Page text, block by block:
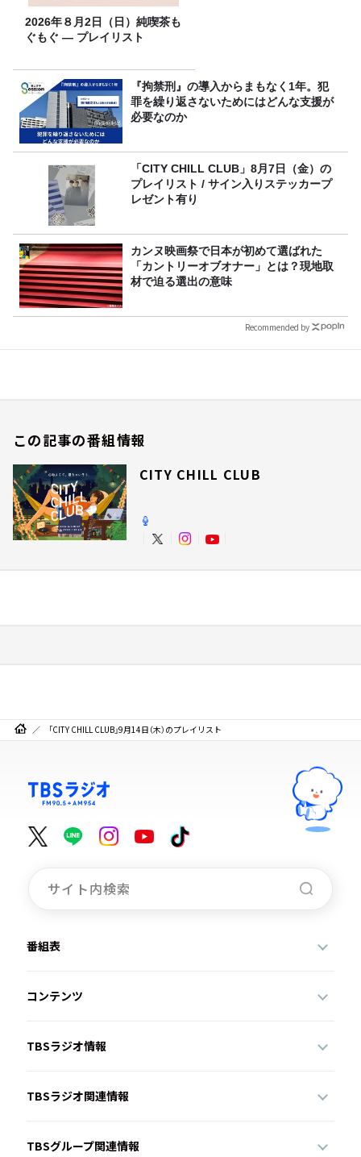
2026年８月2日（日）純喫茶も
ぐもぐ ― プレイリスト
『拘禁刑』の導入からまもなく1年。犯
罪を繰り返さないためにはどんな支援が
必要なのか
「CITY CHILL CLUB」8月7日（金）の
プレイリスト / サイン入りステッカープ
レゼント有り
カンヌ映画祭で日本が初めて選ばれた
「カントリーオブオナー」とは？現地取
材で迫る選出の意味
Recommended by
この記事の番組情報
CITY CHILL CLUB
「CITY CHILL CLUB」9月14日（木）のプレイリスト
番組表
コンテンツ
TBSラジオ情報
TBSラジオ関連情報
TBSグループ関連情報